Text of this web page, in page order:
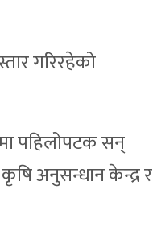
गरिरहेको
पहिलोपटक सन्
कृषि अनुसन्धान केन्द्र र